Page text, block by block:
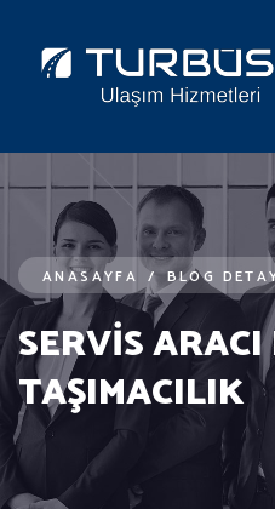
ANASAYFA / BLOG
SERVİS
TAŞIMACILIK